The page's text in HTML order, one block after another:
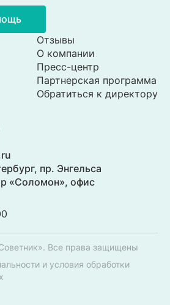
Отзывы
О компании
Пресс-центр
Партнерская программа
Обратиться к директору
пр. Энгельса
«Соломон», офис
Все права защищены
и условия обработки